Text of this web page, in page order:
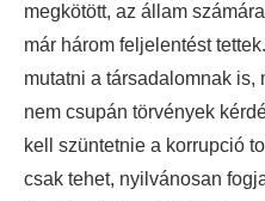
megkötött, az állam
már három feljelentést
mutatni a társadalomnak is,
nem csupán törvények
kell szüntetnie a korrupció
csak tehet, nyilvánosan